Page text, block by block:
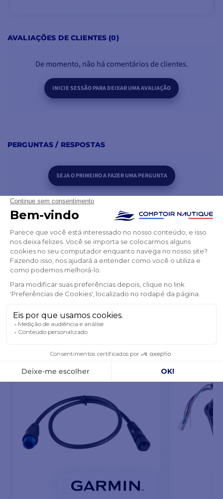
AVALIAÇÕES DE CLIENTES (0)
De momento, não há comentários de clientes.
INICIE SESSÃO PARA DEIXAR UMA AVALIAÇÃO
PERGUNTAS / RESPOSTAS
SEJA O PRIMEIRO A FAZER UMA PERGUNTA
FREQUENTEMENTE COMPRADOS EM
CONJUNTO
PRODUTOS DA MESMA CATEGORIA
PRODUTOS DA MESMA MARCA
TAMBÉM PODE GOSTAR